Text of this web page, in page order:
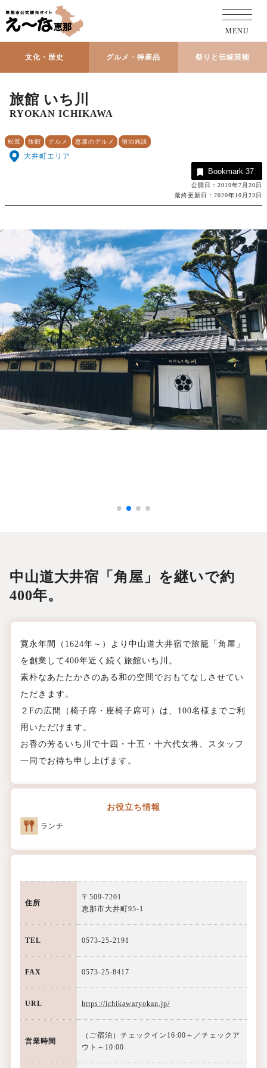
文化・歴史 グルメ・特産品 祭りと伝統芸能
MENU
旅館 いち川
RYOKAN ICHIKAWA
松茸 旅館 グルメ 恵那のグルメ 宿泊施設
大井町エリア
Bookmark 37
公開日：2019年7月20日
最終更新日：2020年10月23日
中山道大井宿「角屋」を継いで約
400年。
寛永年間（1624年～）より中山道大井宿で旅籠「角屋」
を創業して400年近く続く旅館いち川。
素朴なあたたかさのある和の空間でおもてなしさせてい
ただきます。
２Fの広間（椅子席・座椅子席可）は、100名様までご利
用いただけます。
お香の芳るいち川で十四・十五・十六代女将、スタッフ
一同でお待ち申し上げます。
お役立ち情報
ランチ
住所
〒509-7201
恵那市大井町95-1
TEL 0573-25-2191
FAX 0573-25-8417
URL https://ichikawaryokan.jp/
営業時間
（ご宿泊）チェックイン16:00～／チェックア
ウト～10:00